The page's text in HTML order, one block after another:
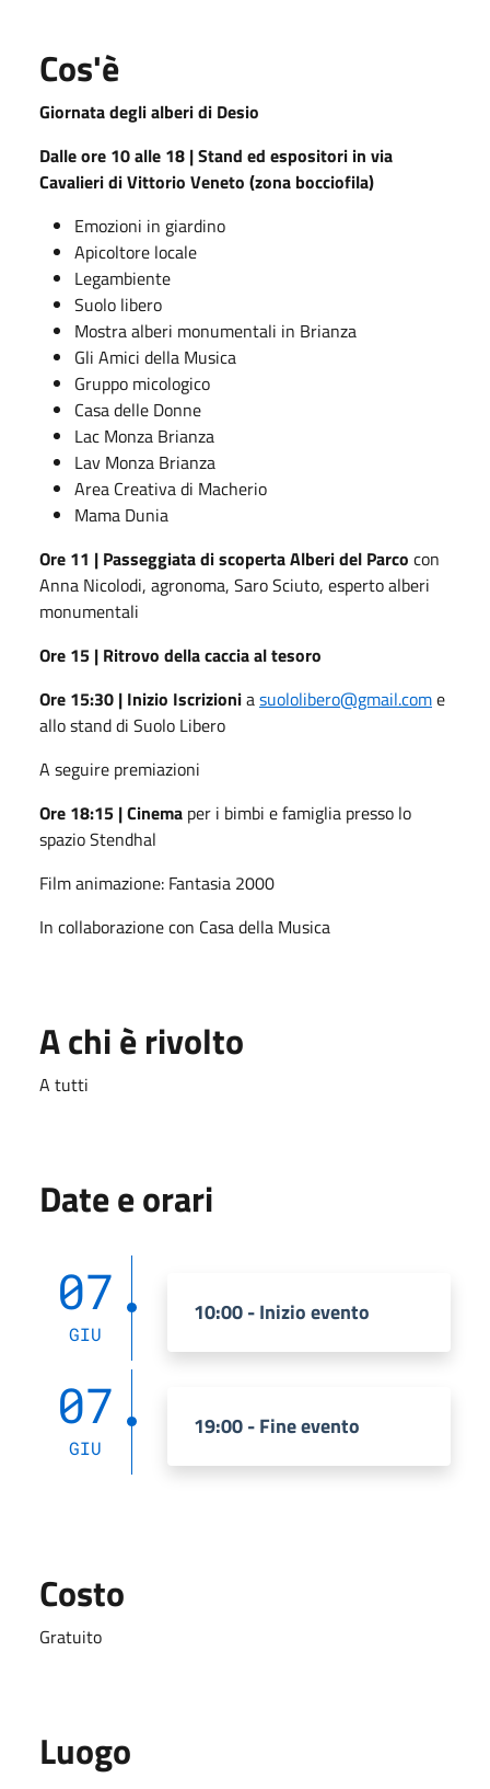
Cos'è
Giornata degli alberi di Desio
Dalle ore 10 alle 18 | Stand ed espositori in via
Cavalieri di Vittorio Veneto (zona bocciofila)
Emozioni in giardino
Apicoltore locale
Legambiente
Suolo libero
Mostra alberi monumentali in Brianza
Gli Amici della Musica
Gruppo micologico
Casa delle Donne
Lac Monza Brianza
Lav Monza Brianza
Area Creativa di Macherio
Mama Dunia
Ore 11 | Passeggiata di scoperta Alberi del Parco con
Anna Nicolodi, agronoma, Saro Sciuto, esperto alberi
monumentali
Ore 15 | Ritrovo della caccia al tesoro
Ore 15:30 | Inizio Iscrizioniasuololibero@gmail.come
allo stand di Suolo Libero
A seguire premiazioni
Ore 18:15 | Cinema per i bimbi e famiglia presso lo
spazio Stendhal
Film animazione: Fantasia 2000
In collaborazione con Casa della Musica
A chi è rivolto
A tutti
Date e orari
07
GIU
10:00 - Inizio evento
07
GIU
19:00 - Fine evento
Costo
Gratuito
Luogo